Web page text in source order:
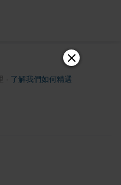
了解我們如何精選